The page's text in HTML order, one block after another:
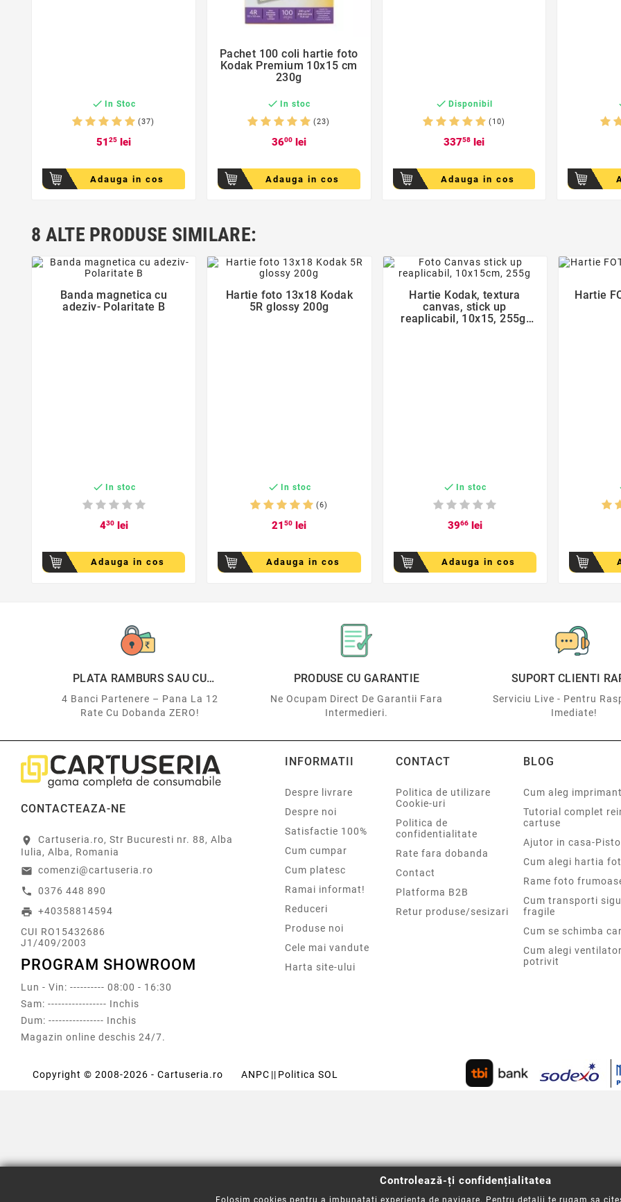
 In Stoc
(37)
51 25lei
Adauga in cos

favorite_border
Pachet 100 coli hartie foto
Kodak Premium 10x15 cm
230g
 In stoc
(23)
3600lei
Adauga in cos
 Disponibil
(10)
33758lei
Adauga in cos
8 ALTE PRODUSE SIMILARE:

favorite_border
Banda magnetica cu
adeziv- Polaritate B
 In stoc
430lei
Adauga in cos

favorite_border
Hartie foto 13x18 Kodak
5R glossy 200g
 In stoc
(6)
2150 lei
Adauga in cos

favorite_border
Hartie Kodak, textura
canvas, stick up
reaplicabil, 10x15, 255g,
 In stoc
3966lei
Adauga in cos
Hartie
PLATA RAMBURS SAU CU
4 Banci Partenere – Pana La 12
Rate Cu Dobanda ZERO!
PRODUSE CU GARANTIE
Ne Ocupam Direct De Garantii Fara
Intermedieri.
SUPORT CLIENTI
Serviciu Live - Pentru
Imediate!
CONTACTEAZA-NE
location_on
Cartuseria.ro, Str Bucuresti nr. 88, Alba
Iulia, Alba, Romania
email comenzi@cartuseria.ro
call 0376 448 890
print +40358814594
CUI RO15432686
J1/409/2003
PROGRAM SHOWROOM
Lun - Vin: ---------- 08:00 - 16:30
Sam: ----------------- Inchis
Dum: ---------------- Inchis
Magazin online deschis 24/7.
INFORMATII
Despre livrare
Despre noi
Satisfactie 100%
Cum cumpar
Cum platesc
Ramai informat!
Reduceri
Produse noi
Cele mai vandute
Harta site-ului
CONTACT
Politica de utilizare
Cookie-uri
Politica de
confidentialitate
Rate fara dobanda
Contact
Platforma B2B
Retur produse/sesizari
BLOG
Cum aleg
Tutorial complet
cartuse
Ajutor in casa-
Cum alegi hartia
Rame foto
Cum transporti
fragile
Cum se schimba
Cum alegi
potrivit
Copyright © 2008-2026 - Cartuseria.ro ANPC || Politica SOL
Controlează-ți confidențialitatea
Folosim cookies pentru a imbunatati experienta de navigare. Pentru detalii te rugam sa